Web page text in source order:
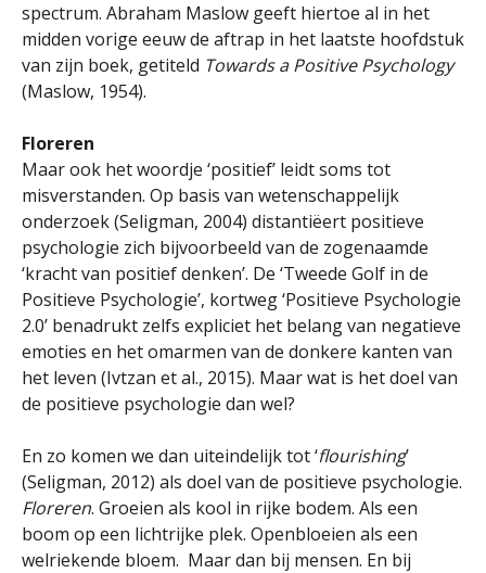
spectrum. Abraham Maslow geeft hiertoe al in het
midden vorige eeuw de aftrap in het laatste hoofdstuk
van zijn boek, getiteld Towards a Positive Psychology
(Maslow, 1954).
Floreren
Maar ook het woordje ‘positief’ leidt soms tot
misverstanden. Op basis van wetenschappelijk
onderzoek (Seligman, 2004) distantiëert positieve
psychologie zich bijvoorbeeld van de zogenaamde
‘kracht van positief denken’. De ‘Tweede Golf in de
Positieve Psychologie’, kortweg ‘Positieve Psychologie
2.0’ benadrukt zelfs expliciet het belang van negatieve
emoties en het omarmen van de donkere kanten van
het leven (Ivtzan et al., 2015). Maar wat is het doel van
de positieve psychologie dan wel?
En zo komen we dan uiteindelijk tot ‘flourishing’
(Seligman, 2012) als doel van de positieve psychologie.
Floreren. Groeien als kool in rijke bodem. Als een
boom op een lichtrijke plek. Openbloeien als een
welriekende bloem. Maar dan bij mensen. En bij